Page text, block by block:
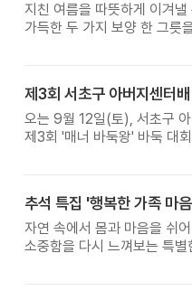
지친 여름을 따뜻하게 이겨낼
가득한 두 가지 보양 한 그릇
오는 9월 12일(토), 서초구 아
제3회 '매너 바둑왕' 바둑 대
추석 특집 '행복한 가족 마
자연 속에서 몸과 마음을 쉬
소중함을 다시 느껴보는 특별